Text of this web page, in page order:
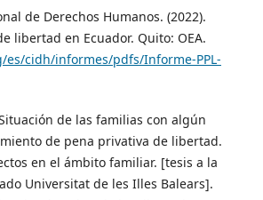
de Derechos Humanos. (2022).
libertad en Ecuador. Quito: OEA.
es/cidh/informes/pdfs/Informe-PPL-
de las familias con algún
de pena privativa de libertad.
en el ámbito familiar. [tesis a la
Universitat de les Illes Balears].